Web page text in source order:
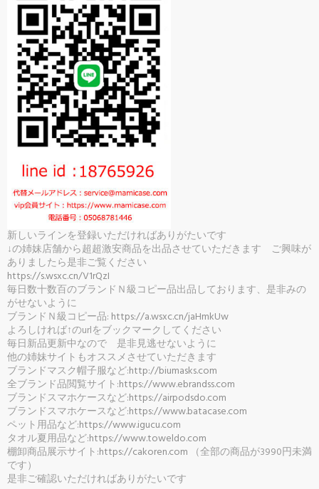
新しいラインを登録いただければありがたいです
↓の姉妹店舗から超超激安商品を出品させていただきます ご興味が
ありましたら是非ご覧ください
https://s.wsxc.cn/V1rQzI
毎日数十数百のブランドＮ級コピー品出品しております、是非みの
がせないように
ブランドＮ級コピー品: https://a.wsxc.cn/jaHmkUw
よろしければ↑のurlをブックマークしてください
毎日新品更新中なので 是非見逃せないように
他の姉妹サイトもオススメさせていただきます
ブランドマスク帽子服など:http://biumasks.com
全ブランド品閲覧サイト:https://www.ebrandss.com
ブランドスマホケースなど:https://airpodsdo.com
ブランドスマホケースなど:https://www.batacase.com
ペット用品など:https://www.igucu.com
タオル夏用品など:https://www.toweldo.com
棚卸商品展示サイト:https://cakoren.com （全部の商品が3990円未満
です）
是非ご確認いただければありがたいです